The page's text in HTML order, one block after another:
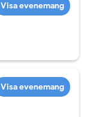
Visa evenemang
Visa evenemang